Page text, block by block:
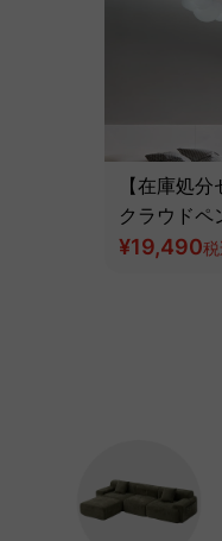
【在庫処
クラウドペ
¥19,490